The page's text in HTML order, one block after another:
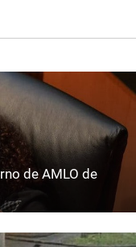
de AMLO de